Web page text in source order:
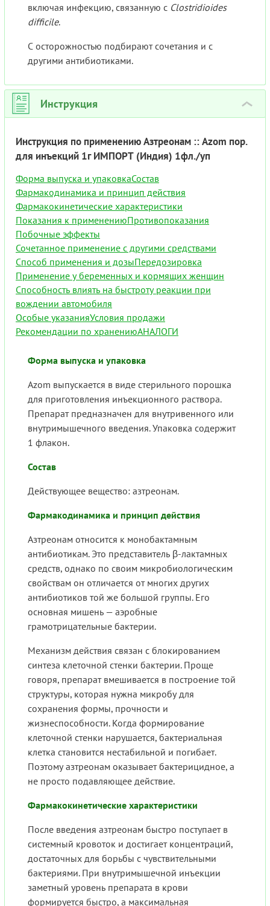
включая инфекцию, связанную с Clostridioides
difficile.
С осторожностью подбирают сочетания и с
другими антибиотиками.
Инструкция ›
Инструкция по применению Азтреонам :: Azom пор.
для инъекций 1г ИМПОРТ (Индия) 1фл./уп
Форма выпуска и упаковкаСостав
Фармакодинамика и принцип действия
Фармакокинетические характеристики
Показания к применениюПротивопоказания
Побочные эффекты
Сочетанное применение с другими средствами
Способ применения и дозыПередозировка
Применение у беременных и кормящих женщин
Способность влиять на быстроту реакции при
вождении автомобиля
Особые указанияУсловия продажи
Рекомендации по хранениюАНАЛОГИ
Форма выпуска и упаковка
Azom выпускается в виде стерильного порошка
для приготовления инъекционного раствора.
Препарат предназначен для внутривенного или
внутримышечного введения. Упаковка содержит
1 флакон.
Состав
Действующее вещество: азтреонам.
Фармакодинамика и принцип действия
Азтреонам относится к монобактамным
антибиотикам. Это представитель β-лактамных
средств, однако по своим микробиологическим
свойствам он отличается от многих других
антибиотиков той же большой группы. Его
основная мишень — аэробные
грамотрицательные бактерии.
Механизм действия связан с блокированием
синтеза клеточной стенки бактерии. Проще
говоря, препарат вмешивается в построение той
структуры, которая нужна микробу для
сохранения формы, прочности и
жизнеспособности. Когда формирование
клеточной стенки нарушается, бактериальная
клетка становится нестабильной и погибает.
Поэтому азтреонам оказывает бактерицидное, а
не просто подавляющее действие.
Фармакокинетические характеристики
После введения азтреонам быстро поступает в
системный кровоток и достигает концентраций,
достаточных для борьбы с чувствительными
бактериями. При внутримышечной инъекции
заметный уровень препарата в крови
формируется быстро, а максимальная